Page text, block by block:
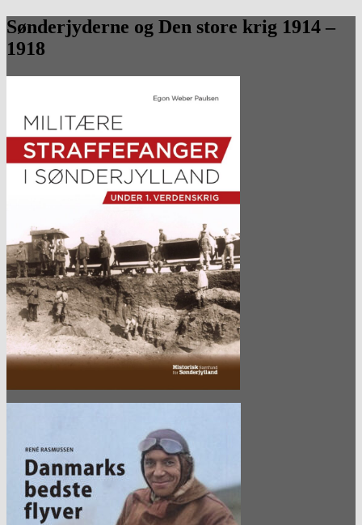
Sønderjyderne og Den store krig 1914 –
1918